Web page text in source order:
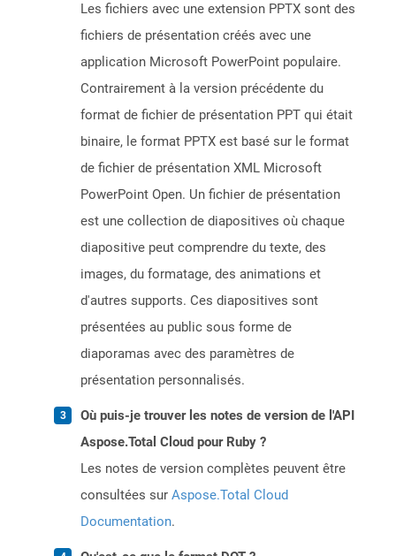
Les fichiers avec une extension PPTX sont des
fichiers de présentation créés avec une
application Microsoft PowerPoint populaire.
Contrairement à la version précédente du
format de fichier de présentation PPT qui était
binaire, le format PPTX est basé sur le format
de fichier de présentation XML Microsoft
PowerPoint Open. Un fichier de présentation
est une collection de diapositives où chaque
diapositive peut comprendre du texte, des
images, du formatage, des animations et
d'autres supports. Ces diapositives sont
présentées au public sous forme de
diaporamas avec des paramètres de
présentation personnalisés.
Où puis-je trouver les notes de version de l'API
Aspose.Total Cloud pour Ruby ?
Les notes de version complètes peuvent être
consultées sur Aspose.Total Cloud
Documentation.